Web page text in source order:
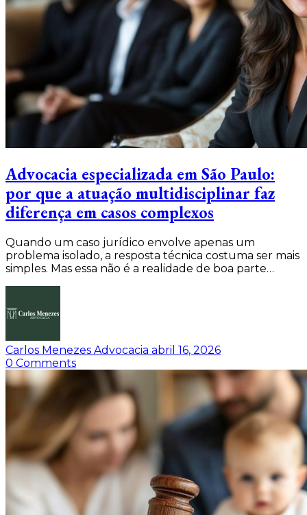
Advocacia especializada em São Paulo:
por que a atuação multidisciplinar faz
diferença em casos complexos
Quando um caso jurídico envolve apenas um
problema isolado, a resposta técnica costuma ser mais
simples. Mas essa não é a realidade de boa parte…
Carlos Menezes Advocacia abril 16, 2026
0 Comments